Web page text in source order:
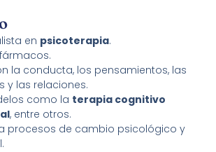
en psicoterapia.
la conducta, los pensamientos, las
y las relaciones.
como la terapia cognitivo
, entre otros.
procesos de cambio psicológico y